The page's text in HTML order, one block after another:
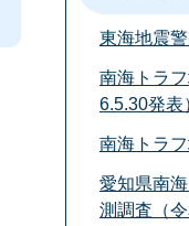
東海地震
南海トラ
6.5.30発表
南海トラ
愛知県南
測調査（